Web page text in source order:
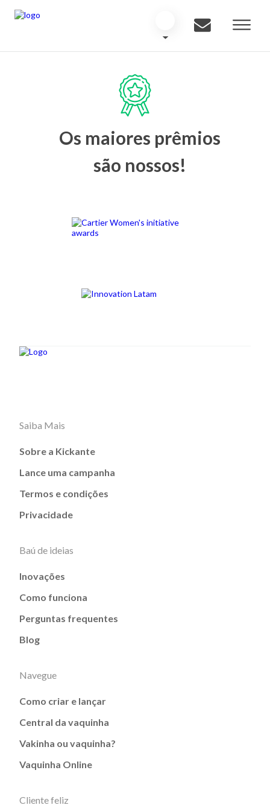
Os maiores prêmios
são nossos!
Saiba Mais
Sobre a Kickante
Lance uma campanha
Termos e condições
Privacidade
Baú de ideias
Inovações
Como funciona
Perguntas frequentes
Blog
Navegue
Como criar e lançar
Central da vaquinha
Vakinha ou vaquinha?
Vaquinha Online
Cliente feliz